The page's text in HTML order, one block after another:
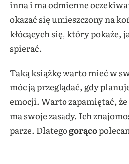
inna i ma odmienne
okazać się umieszczony na
kłócących się, który pokaże,
spierać.
Taką książkę warto mieć w
móc ją przeglądać, gdy
emocji. Warto zapamiętać, że
ma swoje zasady. Ich
parze. Dlategogorąco